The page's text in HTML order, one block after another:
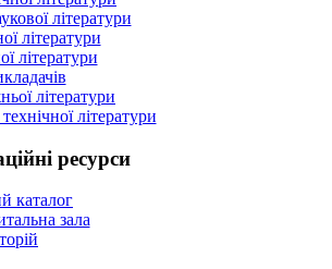
літератури
літератури
літератури
літератури
літератури
ресурси
каталог
зала